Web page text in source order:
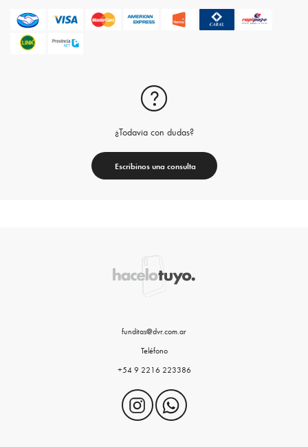
¿Todavia con dudas?
Escribinos una consulta
funditas@dvr.com.ar
Teléfono
+54 9 2216 223386